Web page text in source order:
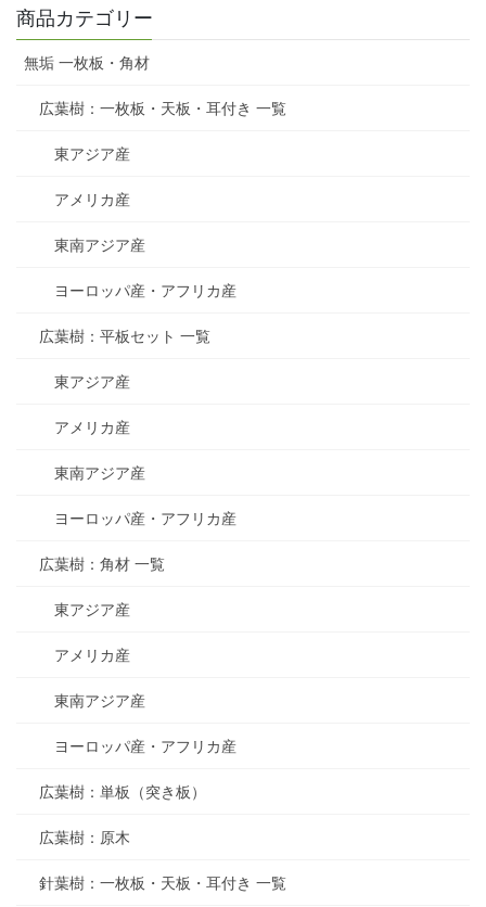
商品カテゴリー
無垢 一枚板・角材
広葉樹：一枚板・天板・耳付き 一覧
東アジア産
アメリカ産
東南アジア産
ヨーロッパ産・アフリカ産
広葉樹：平板セット 一覧
東アジア産
アメリカ産
東南アジア産
ヨーロッパ産・アフリカ産
広葉樹：角材 一覧
東アジア産
アメリカ産
東南アジア産
ヨーロッパ産・アフリカ産
広葉樹：単板（突き板）
広葉樹：原木
針葉樹：一枚板・天板・耳付き 一覧